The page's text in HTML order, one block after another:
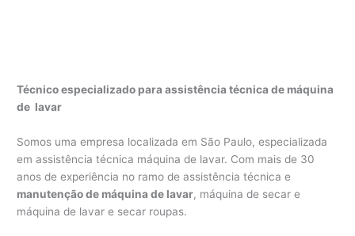
Técnico especializado para assistência técnica de máquina
de lavar
Somos uma empresa localizada em São Paulo, especializada
em assistência técnica máquina de lavar. Com mais de 30
anos de experiência no ramo de assistência técnica e
manutenção de máquina de lavar, máquina de secar e
máquina de lavar e secar roupas.